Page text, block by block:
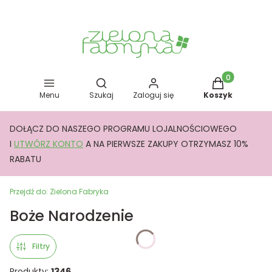
Menu
Otwórz wyszukiwarkę
Szukaj Zaloguj się
Produkty w
Koszyk
DOŁĄCZ DO NASZEGO PROGRAMU LOJALNOŚCIOWEGO
I UTWÓRZ KONTO A NA PIERWSZE ZAKUPY OTRZYMASZ 10%
RABATU
Przejdź do: Zielona Fabryka
Boże Narodzenie
Filtry